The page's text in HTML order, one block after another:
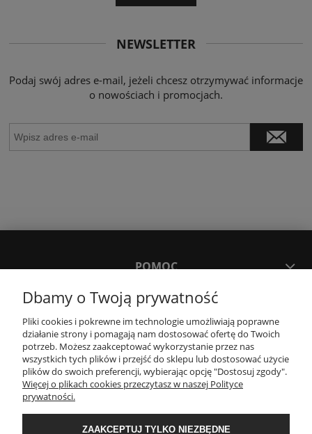
NEWSLETTER
Podaj swój adres e-mail, jeżeli chcesz otrzymywać informacje
o nowościach i promocjach.
POMOC
MOJE KONTO
PŁATNOŚCI I DOSTAWA
KONTAKT
Dbamy o Twoją prywatność
Pliki cookies i pokrewne im technologie umożliwiają poprawne
działanie strony i pomagają nam dostosować ofertę do Twoich
potrzeb. Możesz zaakceptować wykorzystanie przez nas
wszystkich tych plików i przejść do sklepu lub dostosować użycie
plików do swoich preferencji, wybierając opcję "Dostosuj zgody".
Więcej o plikach cookies przeczytasz w naszej Polityce
prywatności.
ZAAKCEPTUJ TYLKO NIEZBĘDNE